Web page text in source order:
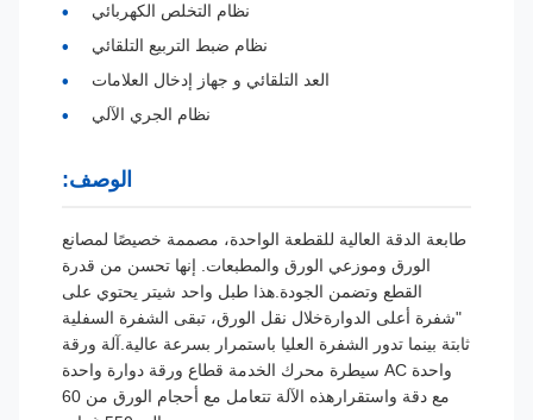
نظام التخلص الكهربائي
نظام ضبط التربيع التلقائي
العد التلقائي و جهاز إدخال العلامات
نظام الجري الآلي
الوصف:
طابعة الدقة العالية للقطعة الواحدة، مصممة خصيصًا لمصانع
الورق وموزعي الورق والمطبعات. إنها تحسن من قدرة
القطع وتضمن الجودة.هذا طبل واحد شيتر يحتوي على
"شفرة أعلى الدوارةخلال نقل الورق، تبقى الشفرة السفلية
ثابتة بينما تدور الشفرة العليا باستمرار بسرعة عالية.آلة ورقة
واحدة AC سيطرة محرك الخدمة قطاع ورقة دوارة واحدة
مع دقة واستقرارهذه الآلة تتعامل مع أحجام الورق من 60